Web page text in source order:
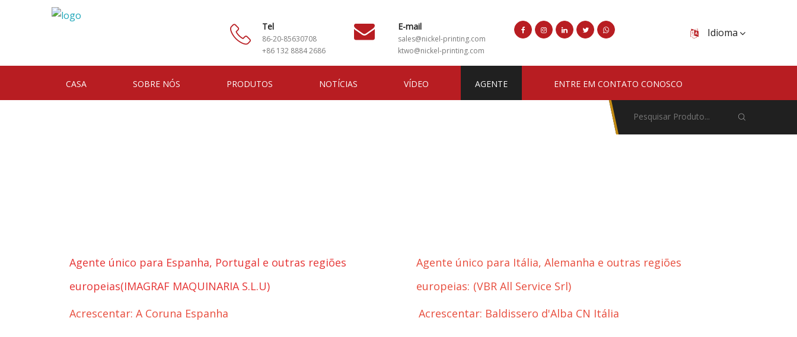
Tel
86-20-85630708
+86 132 8884 2686
E-mail
sales@nickel-printing.com
ktwo@nickel-printing.com
Idioma
CASA SOBRE NÓS PRODUTOS NOTÍCIAS VÍDEO AGENTE ENTRE EM CONTATO CONOSCO
Agente único para Espanha, Portugal e outras regiões
europeias(IMAGRAF MAQUINARIA S.L.U)
Acrescentar: A Coruna Espanha
Agente único para Itália, Alemanha e outras regiões
europeias: (VBR All Service Srl)
Acrescentar: Baldissero d'Alba CN Itália